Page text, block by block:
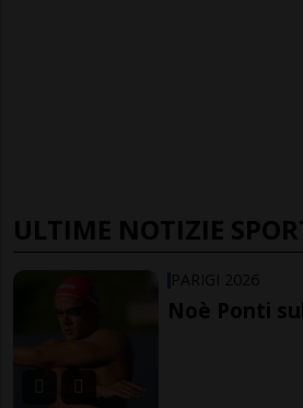
ULTIME NOTIZIE
PARIGI 2026
Noè Ponti